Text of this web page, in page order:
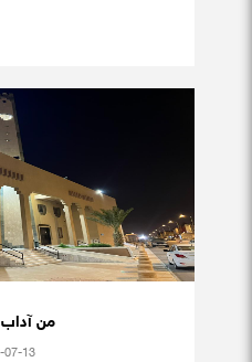
من آداب
07-13